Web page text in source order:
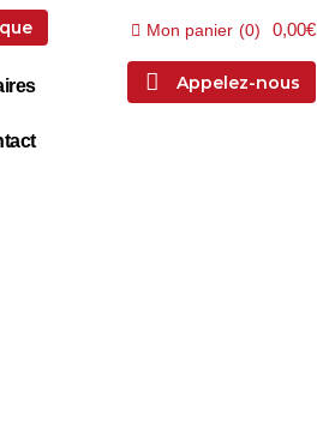
Mon panier (0) 0,00€
Appelez-nous